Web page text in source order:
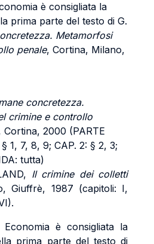
è consigliata la
prima parte del testo di G.
Metamorfosi
penale, Cortina, Milano,
concretezza.
crimine e controllo
Cortina, 2000 (PARTE
1, 7, 8, 9; CAP. 2: § 2, 3;
tutta)
Il crimine dei colletti
Giuffrè, 1987 (capitoli: I,
è consigliata la
prima parte del testo di